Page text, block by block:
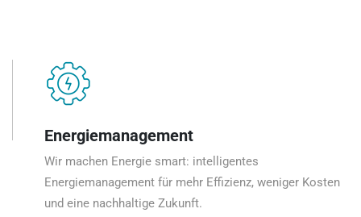
Energiemanagement
Wir machen Energie smart: intelligentes
Energiemanagement für mehr Effizienz, weniger Kosten
und eine nachhaltige Zukunft.